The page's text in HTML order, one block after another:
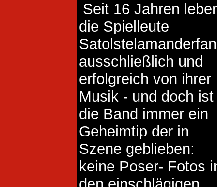
Seit 16 Jahren
die Spielleute
ausschließlich und
erfolgreich von ihrer
Musik - und doch ist
die Band immer ein
Geheimtip der in
Szene geblieben:
keine Poser- Fotos